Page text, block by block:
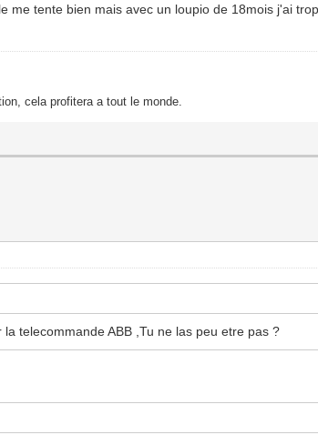
me tente bien mais avec un loupio de 18mois j'ai
cela profitera a tout le monde.
telecommande ABB ,Tu ne las peu etre pas ?